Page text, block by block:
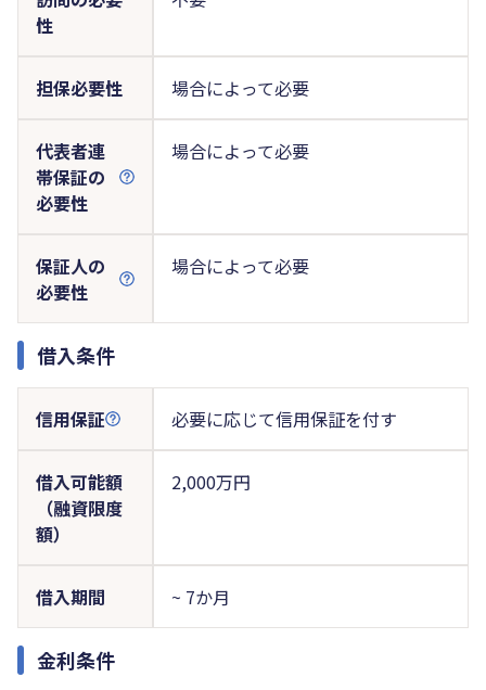
性
担保必要性 場合によって必要
代表者連
帯保証の
必要性
場合によって必要
保証人の
必要性
場合によって必要
借入条件
信用保証 必要に応じて信用保証を付す
借入可能額
（融資限度
額）
2,000万円
借入期間 ~ 7か月
金利条件